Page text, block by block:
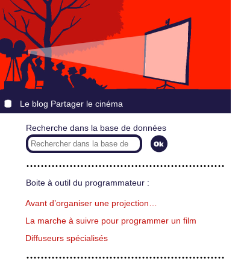
Le blog Partager le cinéma
Recherche dans la base de données
Boite à outil du programmateur :
Avant d’organiser une projection…
La marche à suivre pour programmer un film
Diffuseurs spécialisés